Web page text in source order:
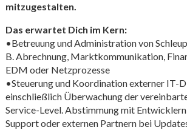
mitzugestalten.
Das erwartet Dich im Kern:
•Betreuung und Administration von
B. Abrechnung, Marktkommunikation,
EDM oder Netzprozesse
•Steuerung und Koordination externer IT-
einschließlich Überwachung der
Service-Level. Abstimmung mit
Support oder externen Partnern bei